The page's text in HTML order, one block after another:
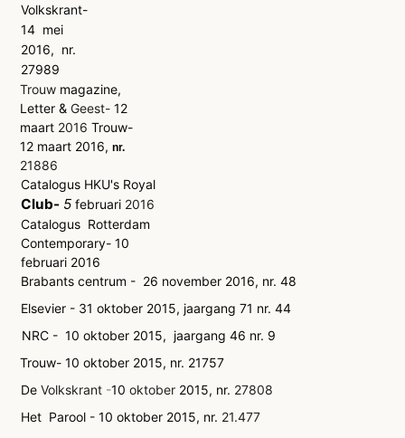
Volkskrant-
14 mei
2016, nr.
27989
Trouw magazine,
Letter&Geest-12
maart 2016Trouw-
12 maart 2016,nr.
21886
Catalogus HKU's Royal
Club- 5februari 2016
Catalogus Rotterdam
Contemporary- 10
februari 2016
Brabants centrum - 26 november 2016, nr. 48
Elsevier - 31 oktober 2015, jaargang 71 nr. 44
NRC - 10 oktober 2015, jaargang 46 nr. 9
Trouw- 10 oktober 2015, nr. 21757
DeVolkskrant -10oktober 2015, nr. 27808
Het Parool - 10 oktober 2015, nr. 21.477